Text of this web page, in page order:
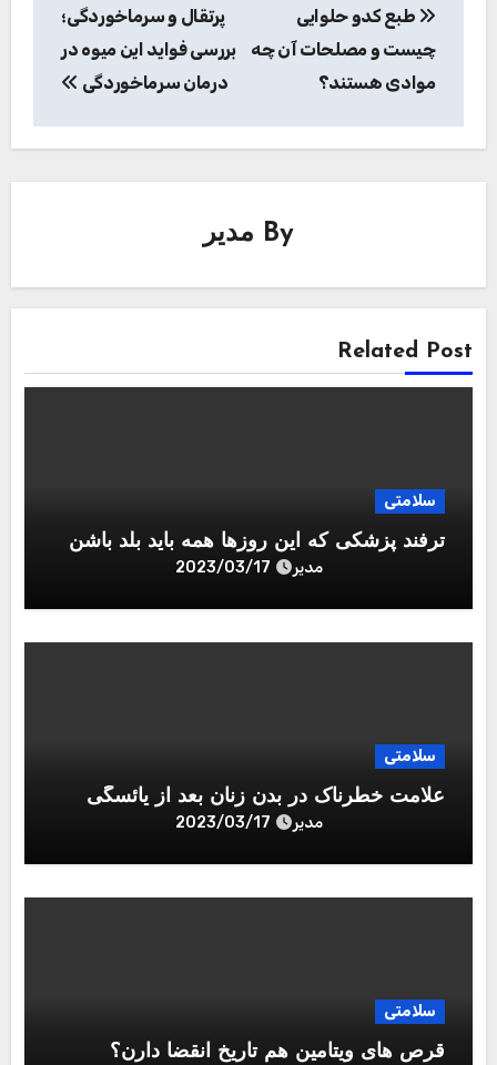
نوشته
طبع کدو حلوایی
چیست و مصلحات آن چه
موادی هستند؟
پرتقال و سرماخوردگی؛
بررسی فواید این میوه در
درمان سرماخوردگی
By مدیر
Related Post
سلامتی
ترفند پزشکی که این روزها همه باید بلد باشن
مدیر 2023/03/17
سلامتی
علامت خطرناک در بدن زنان بعد از یائسگی
مدیر 2023/03/17
سلامتی
قرص های ویتامین هم تاریخ انقضا دارن؟